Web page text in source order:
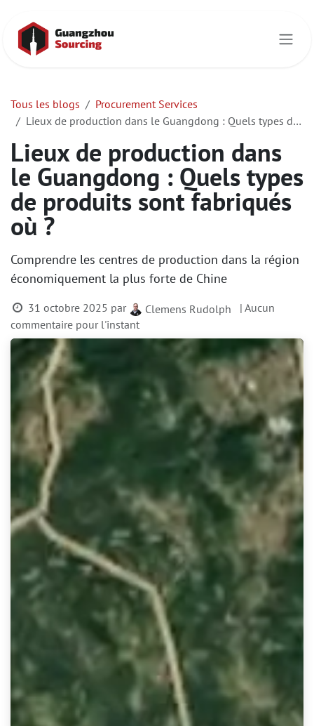
Tous les blogs
Procurement Services
Lieux de production dans le Guangdong : Quels types de produits sont fabriqués où ?
Lieux de production dans
le Guangdong : Quels types
de produits sont fabriqués
où ?
Comprendre les centres de production dans la région
économiquement la plus forte de Chine
31 octobre 2025 par Clemens Rudolph
| Aucun
commentaire pour l'instant